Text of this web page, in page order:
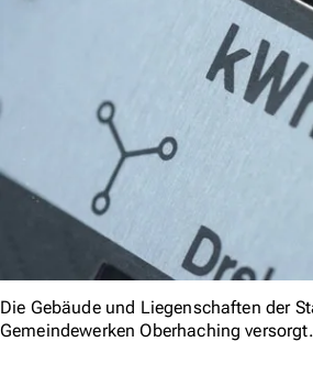
Die Gebäude und Liegenschaften der
Gemeindewerken Oberhaching versorgt.